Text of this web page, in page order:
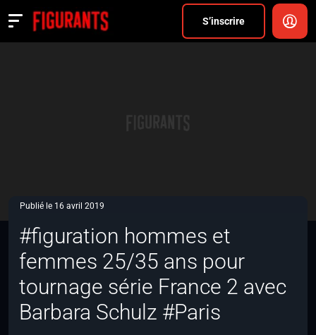
S’inscrire
Actualités
Publié le 16 avril 2019
#figuration hommes et
femmes 25/35 ans pour
tournage série France 2 avec
Barbara Schulz #Paris